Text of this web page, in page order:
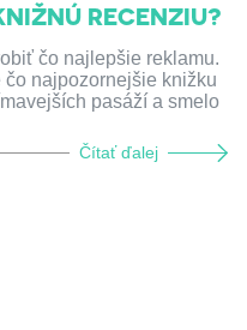
RECENZIU?
čo najlepšie reklamu.
najpozornejšie knižku
pasáží a smelo
Čítať ďalej